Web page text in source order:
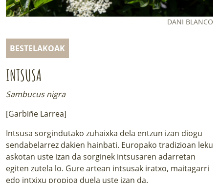
LURRAREN AGENDA
DANI BLANCO
BESTELAKOAK
INTSUSA
Sambucus nigra
[Garbiñe Larrea]
Intsusa sorgindutako zuhaixka dela entzun izan diogu
sendabelarrez dakien hainbati. Europako tradizioan leku
askotan uste izan da sorginek intsusaren adarretan
egiten zutela lo. Gure artean intsusak iratxo, maitagarri
edo intxixu propioa duela uste izan da.